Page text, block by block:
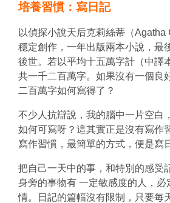
培養習慣：寫日記
以偵探小說天后克莉絲蒂（
穩定創作，一年出版兩本小說，最
後世。若以平均十五萬字計（中譯
共一千二百萬字。如果沒有一個良
二百萬字如何寫得了？
不少人抗辯說，我的腦中一片空白
如何可寫呀？這其實正是沒有寫作
寫作習慣，最簡單的方式，便是寫
把自己一天中的事，和特別的感受
身旁的事物有 一定敏感度的人，必
情。日記的篇幅沒有限制，只要每